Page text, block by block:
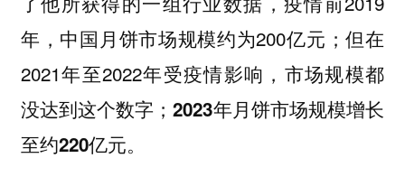
年，中国月饼市场规模约为200亿元；但在
2021年至2022年受疫情影响，市场规模都
没达到这个数字；2023年月饼市场规模增长
至约220亿元。